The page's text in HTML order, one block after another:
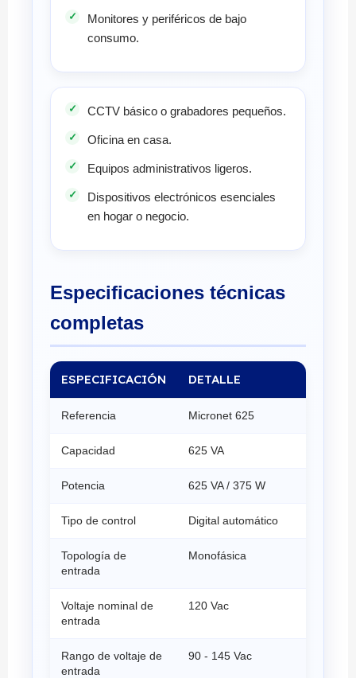
Monitores y periféricos de bajo
consumo.
CCTV básico o grabadores pequeños.
Oficina en casa.
Equipos administrativos ligeros.
Dispositivos electrónicos esenciales
en hogar o negocio.
Especificaciones técnicas
completas
ESPECIFICACIÓN DETALLE
Referencia Micronet 625
Capacidad 625 VA
Potencia 625 VA / 375 W
Tipo de control Digital automático
Topología de
entrada
Monofásica
Voltaje nominal de
entrada
120 Vac
Rango de voltaje de
entrada
90 - 145 Vac